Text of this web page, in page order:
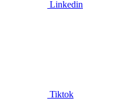
Linkedin
Tiktok